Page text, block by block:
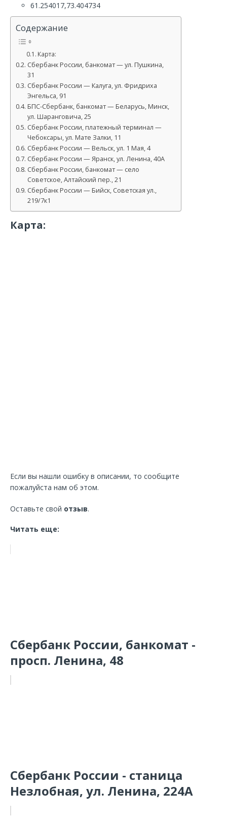
61.254017,73.404734
Содержание
Карта:
Сбербанк России, банкомат — ул. Пушкина,
31
Сбербанк России — Калуга, ул. Фридриха
Энгельса, 91
БПС-Сбербанк, банкомат — Беларусь, Минск,
ул. Шаранговича, 25
Сбербанк России, платежный терминал —
Чебоксары, ул. Мате Залки, 11
Сбербанк России — Вельск, ул. 1 Мая, 4
Сбербанк России — Яранск, ул. Ленина, 40А
Сбербанк России, банкомат — село
Советское, Алтайский пер., 21
Сбербанк России — Бийск, Советская ул.,
219/7к1
Карта:
Если вы нашли ошибку в описании, то сообщите
пожалуйста нам об этом.
Оставьте свой отзыв.
Читать еще:
Сбербанк России, банкомат -
просп. Ленина, 48
Сбербанк России - станица
Незлобная, ул. Ленина, 224А